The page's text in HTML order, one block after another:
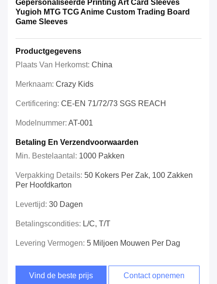
Gepersonaliseerde Printing Art Card Sleeves
Yugioh MTG TCG Anime Custom Trading Board
Game Sleeves
Productgegevens
Plaats Van Herkomst: China
Merknaam: Crazy Kids
Certificering: CE-EN 71/72/73 SGS REACH
Modelnummer: AT-001
Betaling En Verzendvoorwaarden
Min. Bestelaantal: 1000 Pakken
Verpakking Details: 50 Kokers Per Zak, 100 Zakken
Per Hoofdkarton
Levertijd: 30 Dagen
Betalingscondities: L/C, T/T
Levering Vermogen: 5 Miljoen Mouwen Per Dag
Vind de beste prijs Contact opnemen